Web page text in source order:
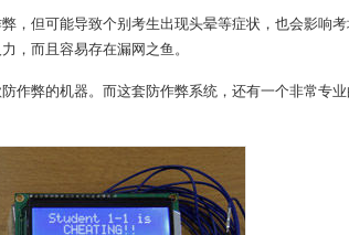
但可能导致个别考生出现头晕等症状，也会影响考
，而且容易存在漏网之鱼。
弊的机器。而这套防作弊系统，还有一个非常专业